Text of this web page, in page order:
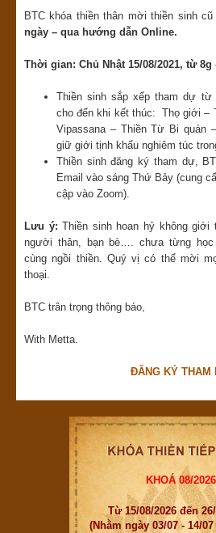
BTC khóa thiền thân mời thiền sinh
ngày – qua hướng dẫn Online.
Thời gian: Chủ Nhật 15/08/2021, từ 8g
Thiền sinh sắp xếp tham dự từ
cho đến khi kết thúc: Thọ giới –
Vipassana – Thiền Từ Bi quán
giữ giới tịnh khẩu nghiêm túc
Thiền sinh đăng ký tham dự,
Email vào sáng Thứ Bảy (cung
cập vào Zoom).
Lưu ý:Thiền sinh hoan hỷ không giới
người thân, bạn bè…. chưa từng học
cùng ngồi thiền. Quý vị có thể mời
thoại.
BTC trân trọng thông báo,
With Metta.
ĐĂNG KÝ THAM
KHOÁ 08/2026
Từ 15/08/2026 đến
(Nhằm ngày 03/07 - 14/07